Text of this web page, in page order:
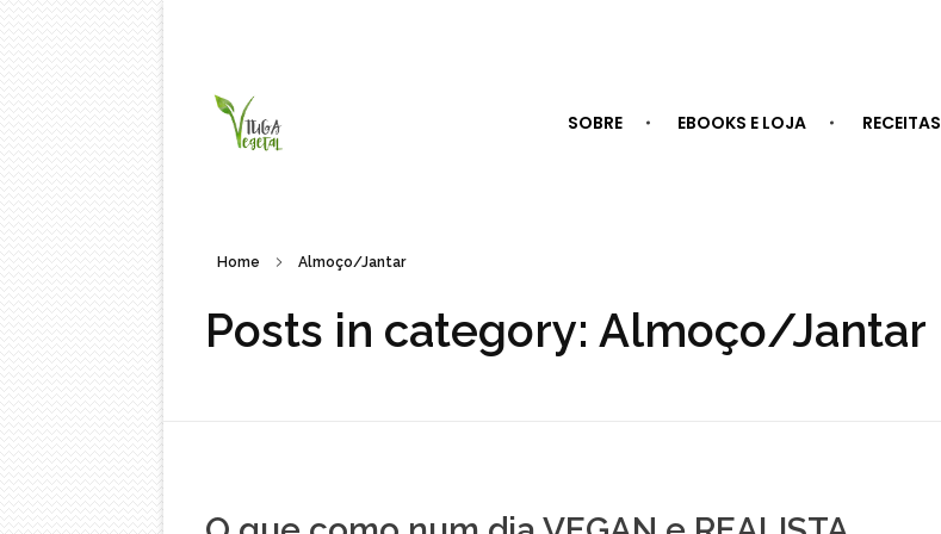
SOBRE EBOOKS E LOJA RECEITAS
Home Almoço/Jantar
Posts in category: Almoço/Jantar